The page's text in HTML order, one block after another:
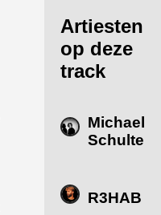
Artiesten
op deze
track
Michael
Schulte
R3HAB